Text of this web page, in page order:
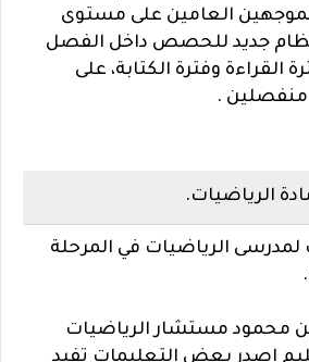
العامين على مستوى
جديد للحصص داخل الفصل
القراءة وفترة الكتابة، على
.
الرياضيات.
لمدرسى الرياضيات في المرحلة
محمود مستشار الرياضيات
اصدر بعض التعليمات تفيد